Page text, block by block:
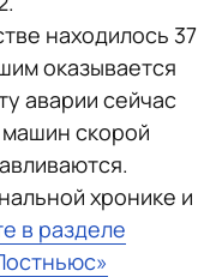
находилось 37
оказывается
аварии сейчас
скорой
хронике и
в разделе